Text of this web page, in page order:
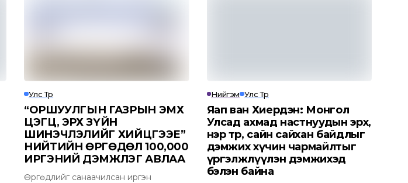
Улс Төр
“ОРШУУЛГЫН ГАЗРЫН ЭМХ
ЦЭГЦ, ЭРХ ЗҮЙН
ШИНЭЧЛЭЛИЙГ ХИЙЦГЭЭЕ”
НИЙТИЙН ӨРГӨДӨЛ 100,000
ИРГЭНИЙ ДЭМЖЛЭГ АВЛАА
Өргөдлийг санаачилсан иргэн
Нийгэм Улс Төр
Яап ван Хиердэн: Монгол
Улсад ахмад настнуудын эрх,
нэр төр, сайн сайхан байдлыг
дэмжих хүчин чармайлтыг
үргэлжлүүлэн дэмжихэд
бэлэн байна